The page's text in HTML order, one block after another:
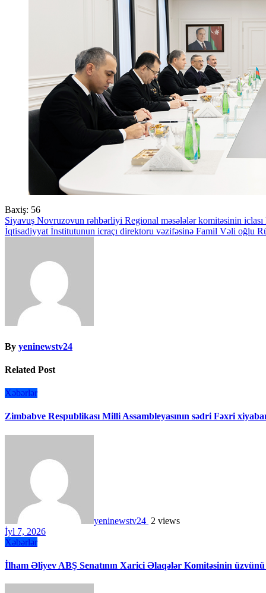
Baxiş: 56
Yazı
naviqasiyası
Siyavuş Novruzovun rəhbərliyi Regional məsələlər komitəsinin
İqtisadiyyat İnstitutunun icraçı direktoru vəzifəsinə Famil Vəli oğlu
By yeninewstv24
Related Post
Xəbərlər
Zimbabve Respublikası Milli Assambleyasının sədri Fəxri
yeninewstv24 2 views
İyl 7, 2026
Xəbərlər
İlham Əliyev ABŞ Senatının Xarici Əlaqələr Komitəsinin